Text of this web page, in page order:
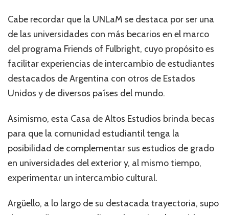
Cabe recordar que la UNLaM se destaca por ser una
de las universidades con más becarios en el marco
del programa Friends of Fulbright, cuyo propósito es
facilitar experiencias de intercambio de estudiantes
destacados de Argentina con otros de Estados
Unidos y de diversos países del mundo.
Asimismo, esta Casa de Altos Estudios brinda becas
para que la comunidad estudiantil tenga la
posibilidad de complementar sus estudios de grado
en universidades del exterior y, al mismo tiempo,
experimentar un intercambio cultural.
Argüello, a lo largo de su destacada trayectoria, supo